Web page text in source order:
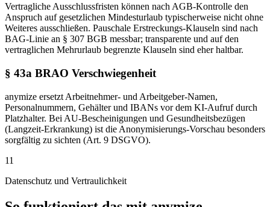
Vertragliche Ausschlussfristen können nach AGB-Kontrolle den
Anspruch auf gesetzlichen Mindesturlaub typischerweise nicht ohne
Weiteres ausschließen. Pauschale Erstreckungs-Klauseln sind nach
BAG-Linie an § 307 BGB messbar; transparente und auf den
vertraglichen Mehrurlaub begrenzte Klauseln sind eher haltbar.
§ 43a BRAO Verschwiegenheit
anymize ersetzt Arbeitnehmer- und Arbeitgeber-Namen,
Personalnummern, Gehälter und IBANs vor dem KI-Aufruf durch
Platzhalter. Bei AU-Bescheinigungen und Gesundheitsbezügen
(Langzeit-Erkrankung) ist die Anonymisierungs-Vorschau besonders
sorgfältig zu sichten (Art. 9 DSGVO).
11
Datenschutz und Vertraulichkeit